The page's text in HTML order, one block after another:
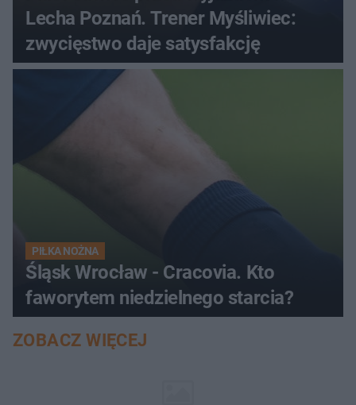
Lecha Poznań. Trener Myśliwiec:
zwycięstwo daje satysfakcję
PIŁKA NOŻNA
Śląsk Wrocław - Cracovia. Kto
faworytem niedzielnego starcia?
ZOBACZ WIĘCEJ